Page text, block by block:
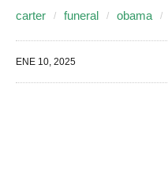
carter funeral obama
ENE 10, 2025